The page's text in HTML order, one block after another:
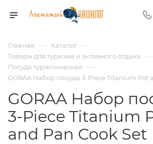
Главная — Каталог —
Товары для туризма и активного отдыха —
Посуда туристическая —
GORAA Набор посуды 3-Piece Titanium Pot
GORAA Набор
3-Piece Titanium
and Pan Cook Set